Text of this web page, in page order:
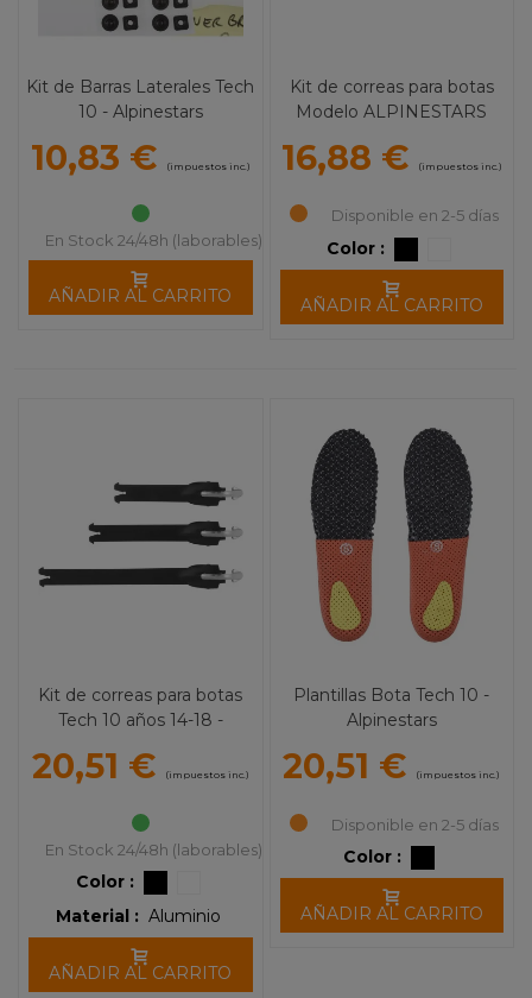
Kit de Barras Laterales Tech
10 - Alpinestars
10,83 € (impuestos inc.)
En Stock 24/48h (laborables)
AÑADIR AL CARRITO
Kit de correas para botas
Modelo ALPINESTARS
16,88 € (impuestos inc.)
Disponible en 2-5 días
Color :
AÑADIR AL CARRITO
Kit de correas para botas
Tech 10 años 14-18 -
20,51 € (impuestos inc.)
En Stock 24/48h (laborables)
Color :
Material : Aluminio
AÑADIR AL CARRITO
Plantillas Bota Tech 10 -
Alpinestars
20,51 € (impuestos inc.)
Disponible en 2-5 días
Color :
AÑADIR AL CARRITO